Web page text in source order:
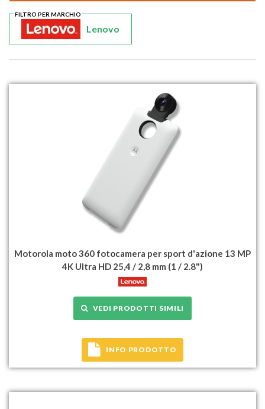
Lenovo
FILTRO PER MARCHIO
Motorola moto 360 fotocamera per sport d'azione 13 MP
4K Ultra HD 25,4 / 2,8 mm (1 / 2.8")
VEDI PRODOTTI SIMILI
INFO PRODOTTO